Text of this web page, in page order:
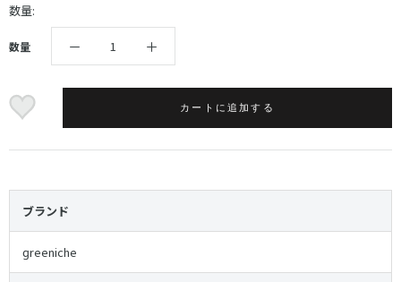
数量:
数量
カートに追加する
ブランド
reeniche